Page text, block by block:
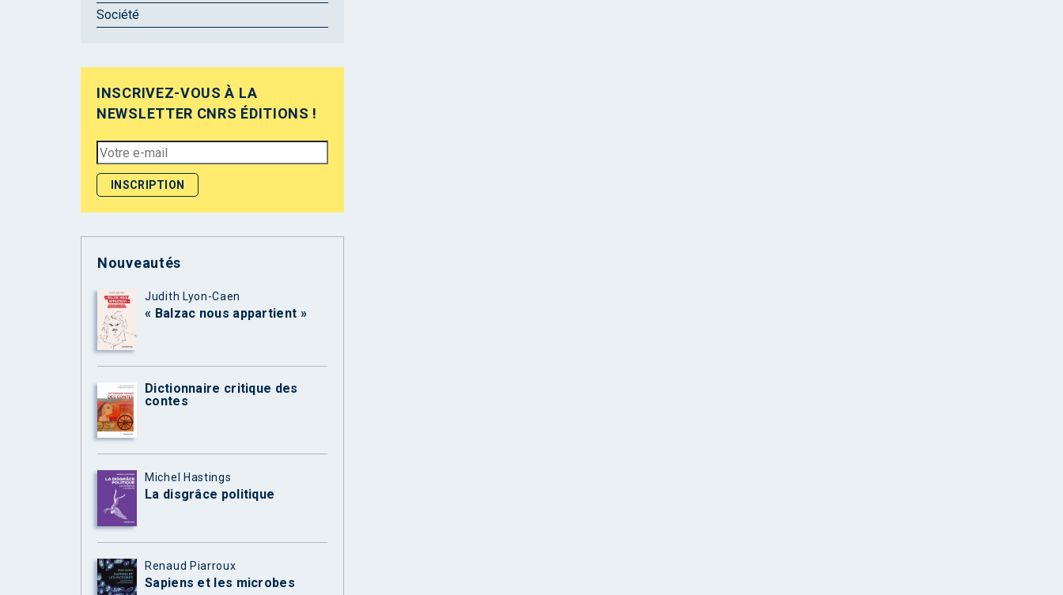
Société
INSCRIVEZ-VOUS À LA
NEWSLETTER CNRS ÉDITIONS !
Nouveautés
Judith Lyon-Caen
« Balzac nous appartient »
Dictionnaire critique des
contes
Michel Hastings
La disgrâce politique
Renaud Piarroux
Sapiens et les microbes